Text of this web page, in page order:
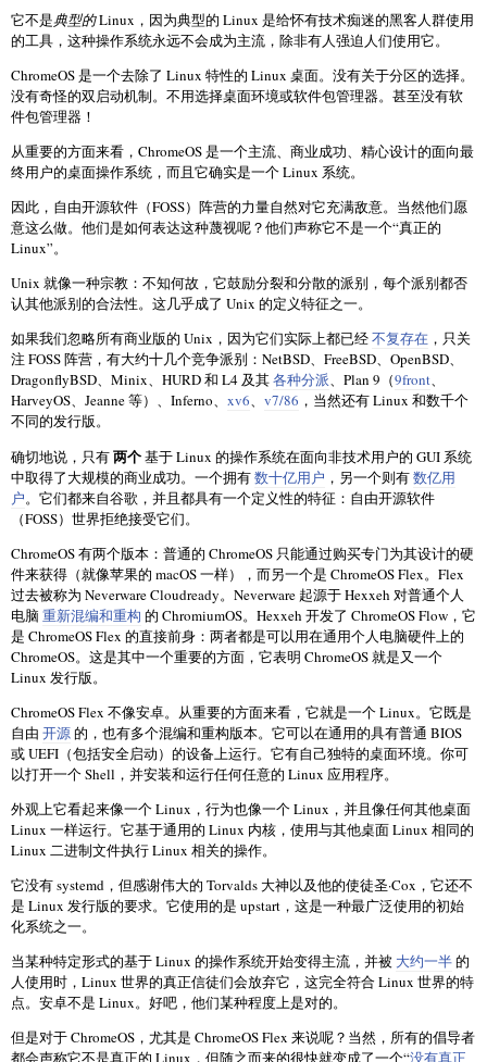
它不是典型的Linux，因为典型的 Linux 是给怀有技术痴迷的黑客人群使用
的工具，这种操作系统永远不会成为主流，除非有人强迫人们使用它。
ChromeOS 是一个去除了 Linux 特性的 Linux 桌面。没有关于分区的选择。
没有奇怪的双启动机制。不用选择桌面环境或软件包管理器。甚至没有软
件包管理器！
从重要的方面来看，ChromeOS 是一个主流、商业成功、精心设计的面向最
终用户的桌面操作系统，而且它确实是一个 Linux 系统。
因此，自由开源软件（FOSS）阵营的力量自然对它充满敌意。当然他们愿
意这么做。他们是如何表达这种蔑视呢？他们声称它不是一个“真正的
Linux”。
Unix 就像一种宗教：不知何故，它鼓励分裂和分散的派别，每个派别都否
认其他派别的合法性。这几乎成了 Unix 的定义特征之一。
如果我们忽略所有商业版的 Unix，因为它们实际上都已经不复存在 ，只关
注 FOSS 阵营，有大约十几个竞争派别：NetBSD、FreeBSD、OpenBSD、
DragonflyBSD、Minix、HURD 和 L4 及其各种分派、Plan 9（9front、
HarveyOS、Jeanne 等）、Inferno、 xv6、 v7/86 ，当然还有 Linux 和数千个
不同的发行版。
确切地说，只有两个基于 Linux 的操作系统在面向非技术用户的 GUI 系统
中取得了大规模的商业成功。一个拥有数十亿用户 ，另一个则有数亿用
户。它们都来自谷歌，并且都具有一个定义性的特征：自由开源软件
（FOSS）世界拒绝接受它们。
ChromeOS 有两个版本：普通的 ChromeOS 只能通过购买专门为其设计的硬
件来获得（就像苹果的 macOS 一样），而另一个是 ChromeOS Flex。Flex
过去被称为 Neverware Cloudready。Neverware 起源于 Hexxeh 对普通个人
电脑 重新混编和重构 的 ChromiumOS。Hexxeh 开发了 ChromeOS Flow，它
是 ChromeOS Flex 的直接前身：两者都是可以用在通用个人电脑硬件上的
ChromeOS。这是其中一个重要的方面，它表明 ChromeOS 就是又一个
Linux 发行版。
ChromeOS Flex 不像安卓。从重要的方面来看，它就是一个 Linux。它既是
自由 开源的，也有多个混编和重构版本。它可以在通用的具有普通 BIOS
或 UEFI（包括安全启动）的设备上运行。它有自己独特的桌面环境。你可
以打开一个 Shell，并安装和运行任何任意的 Linux 应用程序。
外观上它看起来像一个 Linux，行为也像一个 Linux，并且像任何其他桌面
Linux 一样运行。它基于通用的 Linux 内核，使用与其他桌面 Linux 相同的
Linux 二进制文件执行 Linux 相关的操作。
它没有 systemd，但感谢伟大的 Torvalds 大神以及他的使徒圣·Cox，它还不
是 Linux 发行版的要求。它使用的是 upstart，这是一种最广泛使用的初始
化系统之一。
当某种特定形式的基于 Linux 的操作系统开始变得主流，并被 大约一半的
人使用时，Linux 世界的真正信徒们会放弃它，这完全符合 Linux 世界的特
点。安卓不是 Linux。好吧，他们某种程度上是对的。
但是对于 ChromeOS，尤其是 ChromeOS Flex 来说呢？当然，所有的倡导者